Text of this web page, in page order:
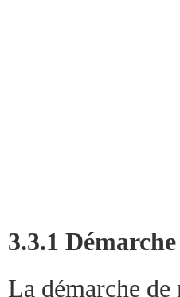
3.3.1
La démarche